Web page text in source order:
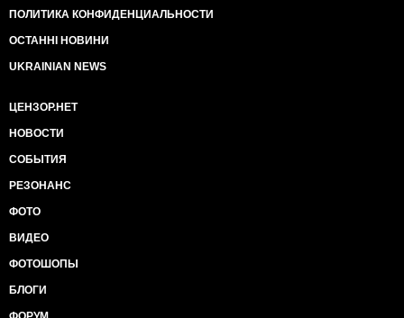
ПОЛИТИКА КОНФИДЕНЦИАЛЬНОСТИ
ОСТАННІ НОВИНИ
UKRAINIAN NEWS
ЦЕНЗОР.НЕТ
НОВОСТИ
СОБЫТИЯ
РЕЗОНАНС
ФОТО
ВИДЕО
ФОТОШОПЫ
БЛОГИ